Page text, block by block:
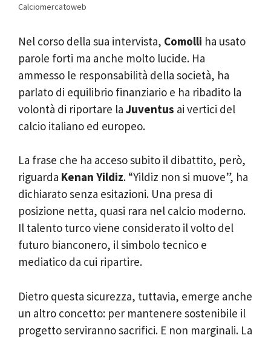
Calciomercatoweb
Nel corso della sua intervista, Comolli ha usato
parole forti ma anche molto lucide. Ha
ammesso le responsabilità della società, ha
parlato di equilibrio finanziario e ha ribadito la
volontà di riportare la Juventus ai vertici del
calcio italiano ed europeo.
La frase che ha acceso subito il dibattito, però,
riguarda Kenan Yildiz. “Yildiz non si muove”, ha
dichiarato senza esitazioni. Una presa di
posizione netta, quasi rara nel calcio moderno.
Il talento turco viene considerato il volto del
futuro bianconero, il simbolo tecnico e
mediatico da cui ripartire.
Dietro questa sicurezza, tuttavia, emerge anche
un altro concetto: per mantenere sostenibile il
progetto serviranno sacrifici. E non marginali. La